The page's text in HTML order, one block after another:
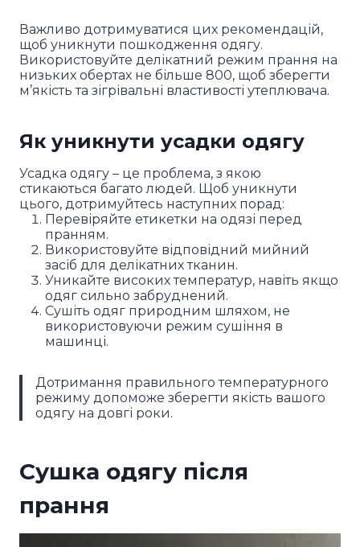
Важливо дотримуватися цих рекомендацій,
щоб уникнути пошкодження одягу.
Використовуйте делікатний режим прання на
низьких обертах не більше 800, щоб зберегти
м’якість та зігрівальні властивості утеплювача.
Як уникнути усадки одягу
Усадка одягу – це проблема, з якою
стикаються багато людей. Щоб уникнути
цього, дотримуйтесь наступних порад:
Перевіряйте етикетки на одязі перед
пранням.
Використовуйте відповідний мийний
засіб для делікатних тканин.
Уникайте високих температур, навіть якщо
одяг сильно забруднений.
Сушіть одяг природним шляхом, не
використовуючи режим сушіння в
машинці.
Дотримання правильного температурного
режиму допоможе зберегти якість вашого
одягу на довгі роки.
Сушка одягу після
прання